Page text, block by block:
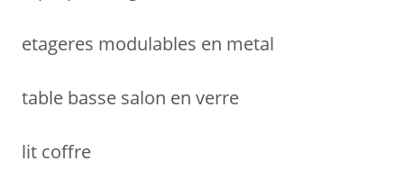
etageres modulables en metal
table basse salon en verre
lit coffre